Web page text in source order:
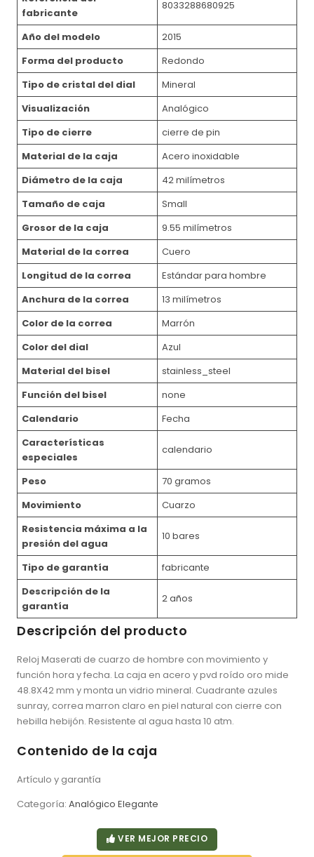
fabricante
8033288680925
Año del modelo
2015
Forma del producto
Redondo
Tipo de cristal del dial
Mineral
Visualización
Analógico
Tipo de cierre
cierre de pin
Material de la caja
Acero inoxidable
Diámetro de la caja
42 milímetros
Tamaño de caja
Small
Grosor de la caja
9.55 milímetros
Material de la correa
Cuero
Longitud de la correa
Estándar para hombre
Anchura de la correa
13 milímetros
Color de la correa
Marrón
Color del dial
Azul
Material del bisel
stainless_steel
Función del bisel
none
Calendario
Fecha
Características
especiales
calendario
Peso
70 gramos
Movimiento
Cuarzo
Resistencia máxima a la
presión del agua
10 bares
Tipo de garantía
fabricante
Descripción de la
garantía
2 años
Descripción del producto
Reloj Maserati de cuarzo de hombre con movimiento y
función hora y fecha. La caja en acero y pvd roído oro mide
48.8X42 mm y monta un vidrio mineral. Cuadrante azules
sunray, correa marron claro en piel natural con cierre con
hebilla hebijón. Resistente al agua hasta 10 atm.
Contenido de la caja
Artículo y garantía
Categoría: Analógico Elegante
VER MEJOR PRECIO